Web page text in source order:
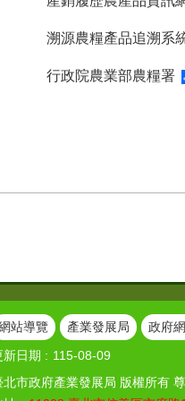
溯源農糧產品追溯系
行政院農業部農糧署
站導覽 產業發展局 政府
新日期
115-08-09
北市政府產業發展局 版權所有